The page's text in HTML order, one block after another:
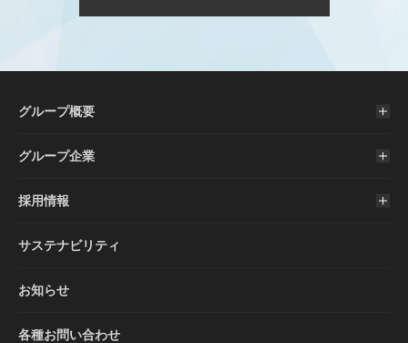
グループ概要
グループ企業
採用情報
サステナビリティ
お知らせ
各種お問い合わせ